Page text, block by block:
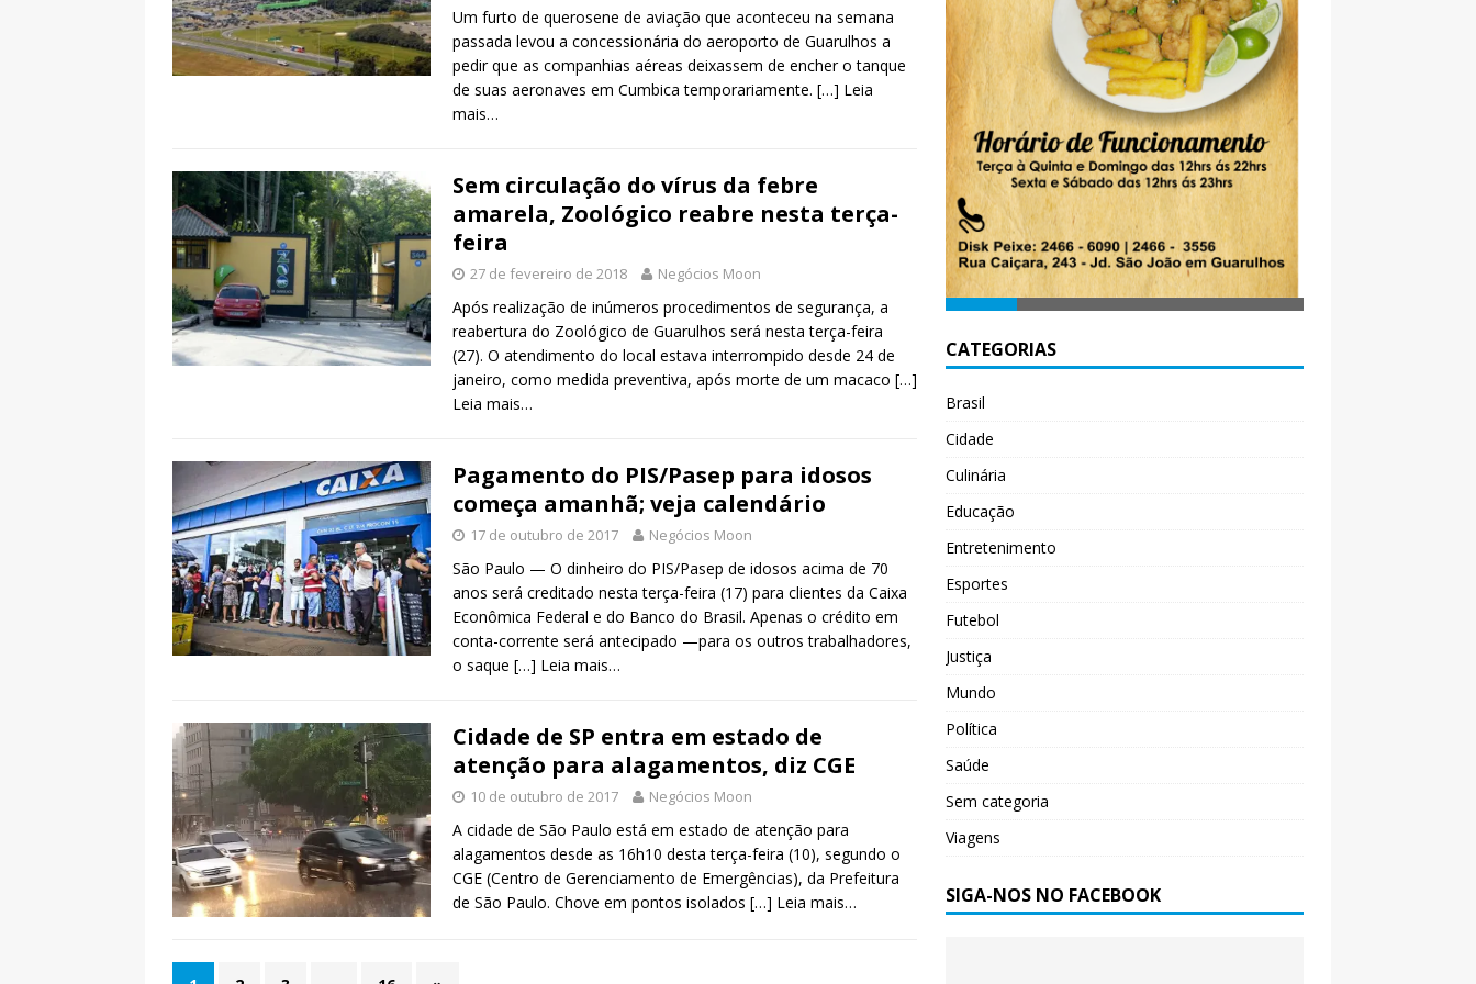
Um furto de querosene de aviação que aconteceu na semana
passada levou a concessionária do aeroporto de Guarulhos a
pedir que as companhias aéreas deixassem de encher o tanque
de suas aeronaves em Cumbica temporariamente. […] Leia
mais…
Sem circulação do vírus da febre
amarela, Zoológico reabre nesta terça-
feira
27 de fevereiro de 2018 Negócios Moon
Após realização de inúmeros procedimentos de segurança, a
reabertura do Zoológico de Guarulhos será nesta terça-feira
(27). O atendimento do local estava interrompido desde 24 de
janeiro, como medida preventiva, após morte de um macaco […]
Leia mais…
Pagamento do PIS/Pasep para idosos
começa amanhã; veja calendário
17 de outubro de 2017 Negócios Moon
São Paulo — O dinheiro do PIS/Pasep de idosos acima de 70
anos será creditado nesta terça-feira (17) para clientes da Caixa
Econômica Federal e do Banco do Brasil. Apenas o crédito em
conta-corrente será antecipado —para os outros trabalhadores,
o saque […] Leia mais…
Cidade de SP entra em estado de
atenção para alagamentos, diz CGE
10 de outubro de 2017 Negócios Moon
A cidade de São Paulo está em estado de atenção para
alagamentos desde as 16h10 desta terça-feira (10), segundo o
CGE (Centro de Gerenciamento de Emergências), da Prefeitura
de São Paulo. Chove em pontos isolados […] Leia mais…
CATEGORIAS
Brasil
Cidade
Culinária
Educação
Entretenimento
Esportes
Futebol
Justiça
Mundo
Política
Saúde
Sem categoria
Viagens
SIGA-NOS NO FACEBOOK